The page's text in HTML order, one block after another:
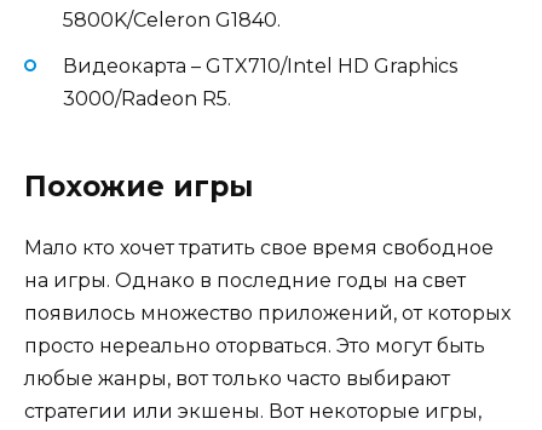
5800K/Celeron G1840.
Видеокарта – GTX710/Intel HD Graphics
3000/Radeon R5.
Похожие игры
Мало кто хочет тратить свое время свободное
на игры. Однако в последние годы на свет
появилось множество приложений, от которых
просто нереально оторваться. Это могут быть
любые жанры, вот только часто выбирают
стратегии или экшены. Вот некоторые игры,